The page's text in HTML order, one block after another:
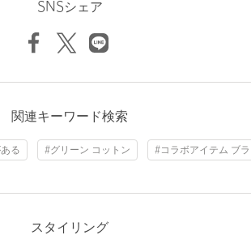
の写真のタブーを破り大胆に表現、そのスタ
たり具合やパソコンなどの閲覧環境によ
、商品単体の画像をご参照ください。
際は、全国のgreen label relaxing各店舗ま
KLEIN×GLR
ちゃん
購入サイズ：M
｜
2
きくて、中々ピッタリしたサイズがありま
SNSシェア
関連キーワード検索
る #グリーン コットン #コラボアイテム ブ
スタイリング